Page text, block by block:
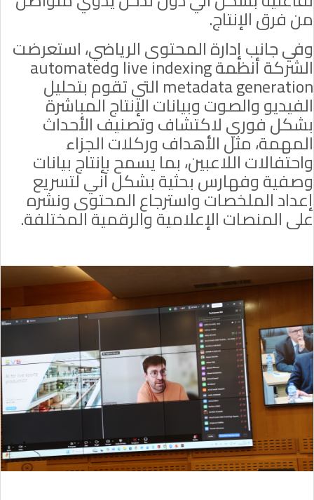
من فرق الإنتاج.
وفي جانب إدارة المحتوى الرياضي، استعرضت
الشركة أنظمةlive indexingوautomated
metadata generation التي تقوم بتحليل
الفيديو والصوت وبيانات الإنتاج المباشرة
بشكل فوري لاكتشاف وتصنيف الأحداث
المهمة، مثل الأهداف وركلات الجزاء
واحتفالات اللاعبين، بما يسمح بإنتاج بيانات
وصفية وفهارس بحثية بشكل آني لتسريع
إعداد الملخصات واسترجاع المحتوى ونشره
على المنصات الإعلامية والرقمية المختلفة.